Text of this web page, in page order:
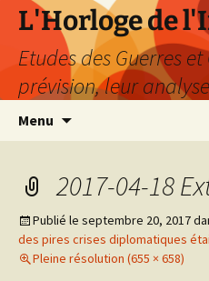
Aller
contenu
L'Horloge de
Etudes des Guerres
prévision, leur
Menu
2017-04-18
Publié le septembre 20, 2017
des pires crises diplomatiques
Pleine résolution (655 × 658)